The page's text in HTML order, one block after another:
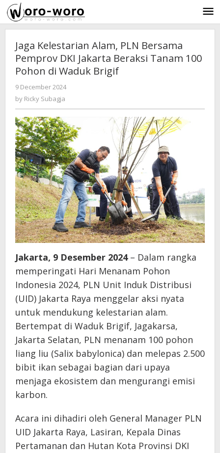
Skip
to
content
Jaga Kelestarian Alam, PLN Bersama
Pemprov DKI Jakarta Beraksi Tanam 100
Pohon di Waduk Brigif
9 December 2024
by Ricky Subagja
Jakarta, 9 Desember 2024– Dalam rangka
memperingati Hari Menanam Pohon
Indonesia 2024, PLN Unit Induk Distribusi
(UID) Jakarta Raya menggelar aksi nyata
untuk mendukung kelestarian alam.
Bertempat di Waduk Brigif, Jagakarsa,
Jakarta Selatan, PLN menanam 100 pohon
liang liu (Salix babylonica) dan melepas 2.500
bibit ikan sebagai bagian dari upaya
menjaga ekosistem dan mengurangi emisi
karbon.
Acara ini dihadiri oleh General Manager PLN
UID Jakarta Raya, Lasiran, Kepala Dinas
Pertamanan dan Hutan Kota Provinsi DKI